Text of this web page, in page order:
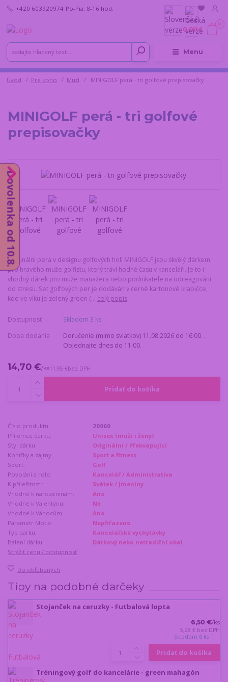
Menu
+420 603920974 Po-Pia, 8-16 hod.
0
0,00 €
Úvod Pre koho Muži MINIGOLF perá - tri golfové prepisovačky
MINIGOLF perá - tri golfové
prepisovačky
Originální pera v designu golfových holí MINIGOLF jsou skvělý dárkem
pro hravého muže golfistu, který tráví hodně času v kanceláři. Je to i
vhodný dárek pro muže manažera nebo podnikatele na odreagování
od stresu. Set golfových per je dodáván v černé kartonové krabičce,
kde ve víku je zelený green (... celý popis
Dostupnosť
Skladom 3 ks
Doba dodania
Doručenie (mimo sviatkov) 11.08.2026 do 16:00. .
Objednajte dnes do 11:00.
14,70 €/ks11,95 €bez DPH
Pridať do košíka
Číslo produktu:
20060
Příjemce dárku:
Unisex (muži i ženy)
Styl dárku:
Originální / Překvapující
Koníčky a zájmy:
Sport a fitness
Sport:
Golf
Povolání a role:
Kancelář / Administrativa
K příležitosti:
Svátek / Jmeniny
Vhodné k narozeninám:
Ano
Vhodné k Valentýnu:
Ne
Vhodné k Vánocům:
Ano
Parametr Motiv:
Nepřiřazeno
Typ dárku:
Kancelářské vychytávky
Balení dárku:
Dárkový nebo netradiční obal
Strážiť cenu / dostupnosť
Do obľúbených
Tipy na podobné darčeky
Stojanček na ceruzky - Futbalová lopta
6,50 €/ks
5,28 € bez DPH
Skladom 6 ks
Pridať do košíka
Tréningový golf do kancelárie - green mahagón
Dovolenka od 10.8.